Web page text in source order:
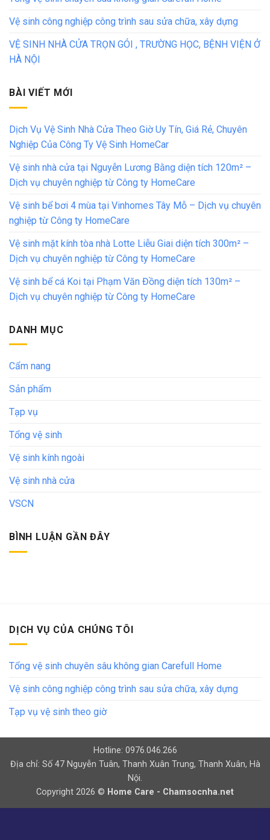
Vệ sinh công nghiệp công trình sau sửa chữa, xây dựng
VỆ SINH NHÀ CỬA TRỌN GÓI , TRƯỜNG HỌC, BỆNH VIỆN Ở
HÀ NỘI
BÀI VIẾT MỚI
Dịch Vụ Vệ Sinh Nhà Cửa Theo Giờ Uy Tín, Giá Rẻ, Chuyên
Nghiệp Của Công Ty Vệ Sinh HomeCar
Vệ sinh nhà cửa tại Nguyễn Lương Bằng diện tích 120m² –
Dịch vụ chuyên nghiệp từ Công ty HomeCare
Vệ sinh bể bơi 4 mùa tại Vinhomes Tây Mỗ – Dịch vụ chuyên
nghiệp từ Công ty HomeCare
Vệ sinh mặt kính tòa nhà Lotte Liễu Giai diện tích 300m² –
Dịch vụ chuyên nghiệp từ Công ty HomeCare
Vệ sinh bể cá Koi tại Phạm Văn Đồng diện tích 130m² –
Dịch vụ chuyên nghiệp từ Công ty HomeCare
DANH MỤC
Cẩm nang
Sản phẩm
Tạp vụ
Tổng vệ sinh
Vệ sinh kính ngoài
Vệ sinh nhà cửa
VSCN
BÌNH LUẬN GẦN ĐÂY
DỊCH VỤ CỦA CHÚNG TÔI
Tổng vệ sinh chuyên sâu không gian Carefull Home
Vệ sinh công nghiệp công trình sau sửa chữa, xây dựng
Tạp vụ vệ sinh theo giờ
Hotline: 0976.046.266
Địa chỉ: Số 47 Nguyễn Tuân, Thanh Xuân Trung, Thanh Xuân, Hà
Nội.
Copyright 2026 © Home Care - Chamsocnha.net